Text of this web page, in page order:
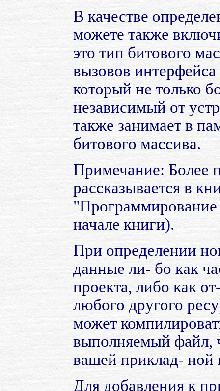
В качестве
можете также
это тип битового
вызовов
который не только
независимый от
также занимает в
битового массива.
Примечание: Более
рассказывается в
начале книги).
При определении
данные ли- бо как
проекта, либо как
любого другого
может
выполняемый файл,
вашей приклад-
Для добавления к